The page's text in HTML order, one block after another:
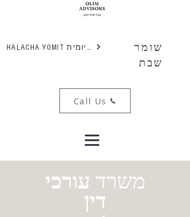
HALACHA YOMIT הלכה יומית
שומר
שבת
Call Us
משרד עורכי
דין